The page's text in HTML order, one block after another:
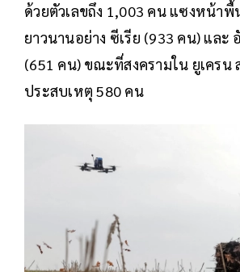
ด้วยตัวเลขถึง 1,003 คน แซงหน้า
ยาวนานอย่าง ซีเรีย (933 คน) และ
(651 คน) ขณะที่สงครามใน ยูเครน
ประสบเหตุ 580 คน